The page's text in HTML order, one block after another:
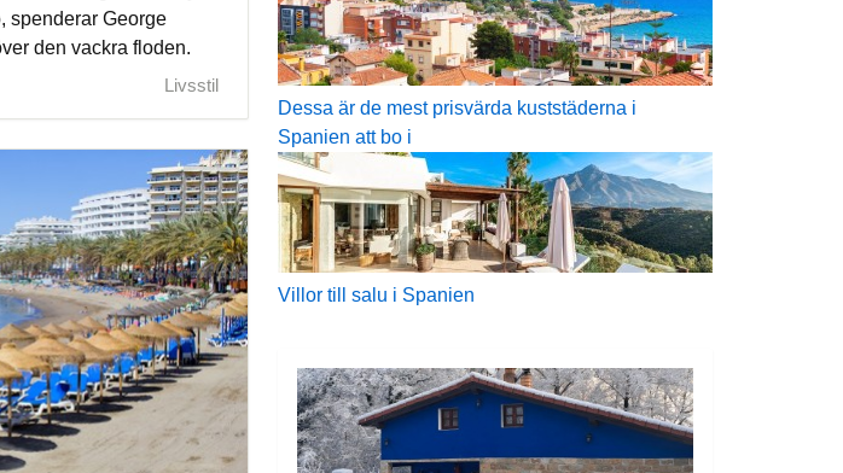
spenderar George
den vackra floden.
Livsstil
Dessa är de mest prisvärda kuststäderna i
Spanien att bo i
Villor till salu i Spanien